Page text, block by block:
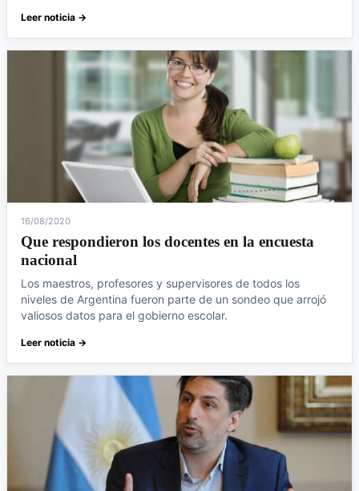
Leer noticia →
16/08/2020
Que respondieron los docentes en la encuesta
nacional
Los maestros, profesores y supervisores de todos los
niveles de Argentina fueron parte de un sondeo que arrojó
valiosos datos para el gobierno escolar.
Leer noticia →